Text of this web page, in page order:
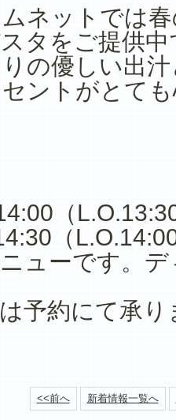
ネットでは
タをご提供中
の優しい出
ントがとて
（
（
ューです。
予約にて承り
<<前へ 新着情報一覧へ